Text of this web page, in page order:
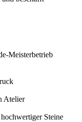
Meisterbetrieb
Atelier
Steine